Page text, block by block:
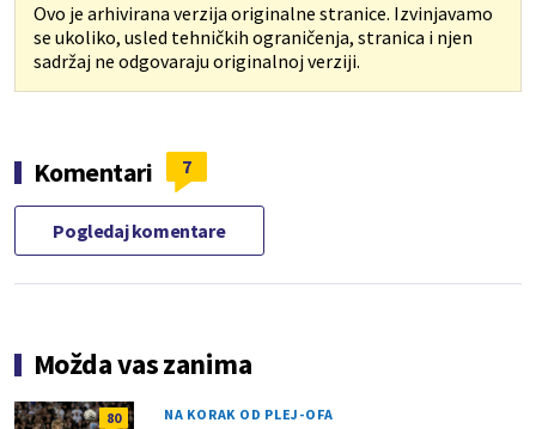
Ovo je arhivirana verzija originalne stranice. Izvinjavamo
se ukoliko, usled tehničkih ograničenja, stranica i njen
sadržaj ne odgovaraju originalnoj verziji.
Komentari 7
Pogledaj komentare
Možda vas zanima
80 NA KORAK OD PLEJ-OFA